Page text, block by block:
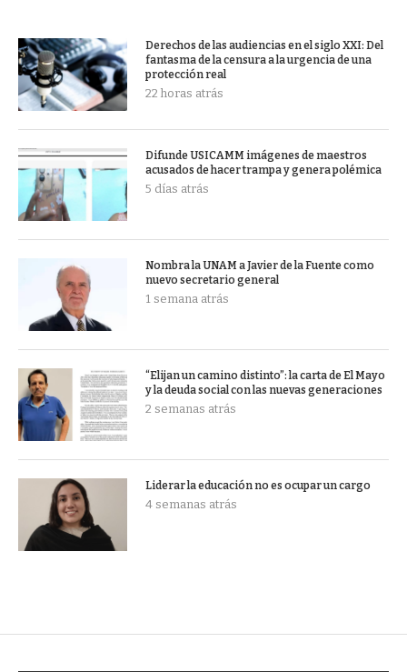
Derechos de las audiencias en el siglo XXI: Del
fantasma de la censura a la urgencia de una
protección real
22 horas atrás
Difunde USICAMM imágenes de maestros
acusados de hacer trampa y genera polémica
5 días atrás
Nombra la UNAM a Javier de la Fuente como
nuevo secretario general
1 semana atrás
“Elijan un camino distinto”: la carta de El Mayo
y la deuda social con las nuevas generaciones
2 semanas atrás
Liderar la educación no es ocupar un cargo
4 semanas atrás